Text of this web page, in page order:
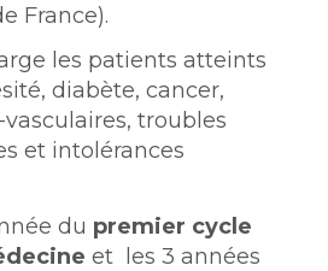
France).
les patients atteints
diabète, cancer,
troubles
et intolérances
du premier cycle
et les 3 années